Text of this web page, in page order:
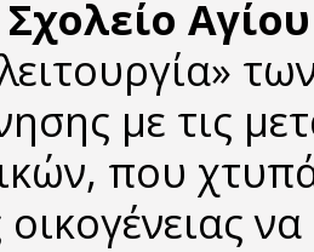
με τις
που
οικογένειας